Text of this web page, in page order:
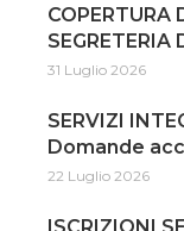
COPERTURA
SEGRETERIA
31 Luglio 2026
SERVIZI
Domande
22 Luglio 2026